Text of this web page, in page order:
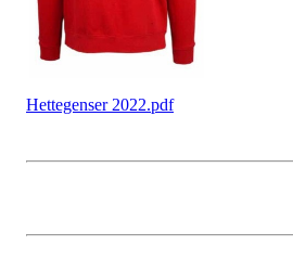
Hettegenser 2022.pdf